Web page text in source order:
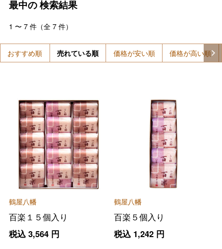
最中の検索結果
1 〜 7件（全 7件）
おすすめ順 売れている順 価格が安い順 価格が高い順
鶴屋八幡
百楽１５個入り
税込 3,564円
鶴屋八幡
百楽５個入り
税込 1,242円